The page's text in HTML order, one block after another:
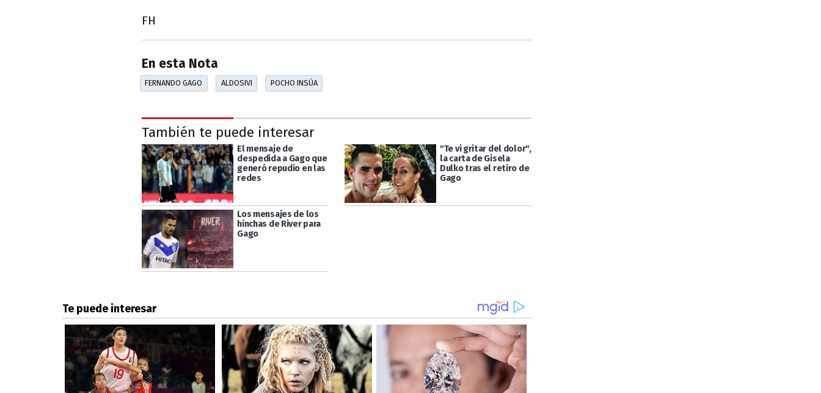
FH
En esta Nota
FERNANDO GAGO ALDOSIVI POCHO INSÚA
También te puede interesar
El mensaje de
despedida a Gago que
generó repudio en las
redes
"Te vi gritar del dolor",
la carta de Gisela
Dulko tras el retiro de
Gago
Los mensajes de los
hinchas de River para
Gago